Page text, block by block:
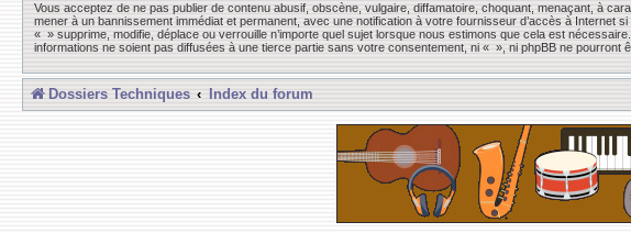
Vous acceptez de ne pas publier de contenu abusif, obscène, vulgaire, diffamatoire, choquant, menaçant, à
mener à un bannissement immédiat et permanent, avec une notification à votre fournisseur d’accès à
« » supprime, modifie, déplace ou verrouille n’importe quel sujet lorsque nous estimons que cela est
informations ne soient pas diffusées à une tierce partie sans votre consentement, ni « », ni phpBB ne
Dossiers Techniques Index du forum